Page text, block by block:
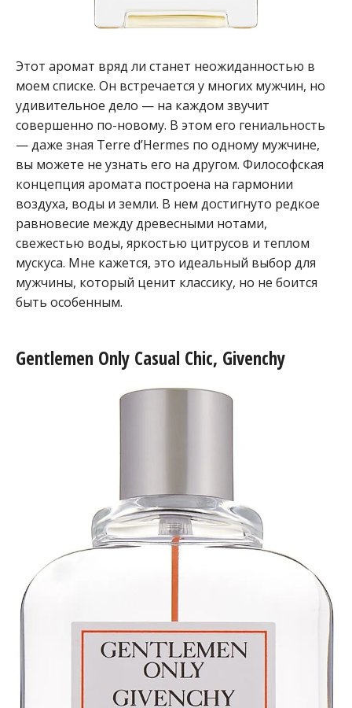
Этот аромат вряд ли станет неожиданностью в
моем списке. Он встречается у многих мужчин, но
удивительное дело — на каждом звучит
совершенно по-новому. В этом его гениальность
— даже зная Terre d’Hermes по одному мужчине,
вы можете не узнать его на другом. Философская
концепция аромата построена на гармонии
воздуха, воды и земли. В нем достигнуто редкое
равновесие между древесными нотами,
свежестью воды, яркостью цитрусов и теплом
мускуса. Мне кажется, это идеальный выбор для
мужчины, который ценит классику, но не боится
быть особенным.
Gentlemen Only Casual Chic, Givenchy